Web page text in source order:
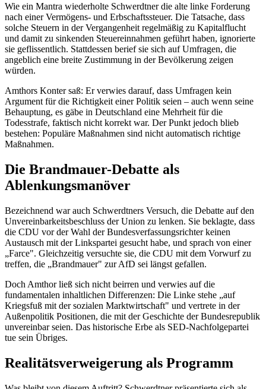
Wie ein Mantra wiederholte Schwerdtner die alte linke Forderung
nach einer Vermögens- und Erbschaftssteuer. Die Tatsache, dass
solche Steuern in der Vergangenheit regelmäßig zu Kapitalflucht
und damit zu sinkenden Steuereinnahmen geführt haben, ignorierte
sie geflissentlich. Stattdessen berief sie sich auf Umfragen, die
angeblich eine breite Zustimmung in der Bevölkerung zeigen
würden.
Amthors Konter saß: Er verwies darauf, dass Umfragen kein
Argument für die Richtigkeit einer Politik seien – auch wenn seine
Behauptung, es gäbe in Deutschland eine Mehrheit für die
Todesstrafe, faktisch nicht korrekt war. Der Punkt jedoch blieb
bestehen: Populäre Maßnahmen sind nicht automatisch richtige
Maßnahmen.
Die Brandmauer-Debatte als
Ablenkungsmanöver
Bezeichnend war auch Schwerdtners Versuch, die Debatte auf den
Unvereinbarkeitsbeschluss der Union zu lenken. Sie beklagte, dass
die CDU vor der Wahl der Bundesverfassungsrichter keinen
Austausch mit der Linkspartei gesucht habe, und sprach von einer
„Farce". Gleichzeitig versuchte sie, die CDU mit dem Vorwurf zu
treffen, die „Brandmauer" zur AfD sei längst gefallen.
Doch Amthor ließ sich nicht beirren und verwies auf die
fundamentalen inhaltlichen Differenzen: Die Linke stehe „auf
Kriegsfuß mit der sozialen Marktwirtschaft" und vertrete in der
Außenpolitik Positionen, die mit der Geschichte der Bundesrepublik
unvereinbar seien. Das historische Erbe als SED-Nachfolgepartei
tue sein Übriges.
Realitätsverweigerung als Programm